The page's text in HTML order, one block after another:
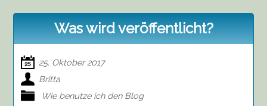
Was wird veröffentlicht?
25. Oktober 2017
Britta
Wie benutze ich den Blog